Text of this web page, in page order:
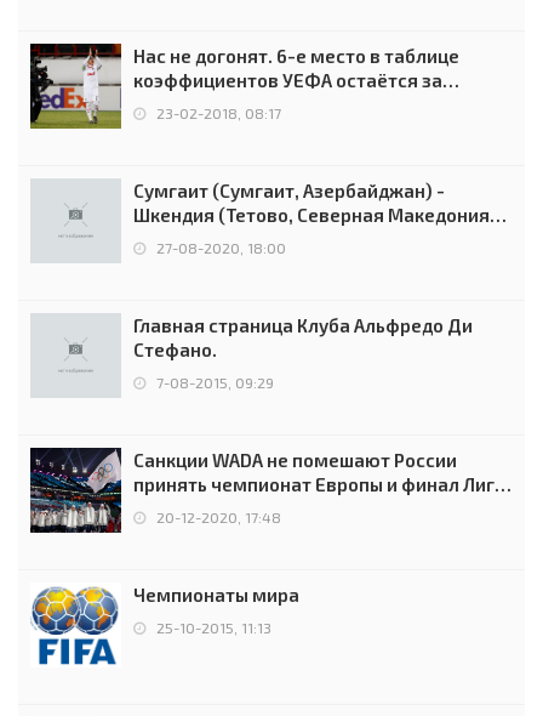
Нас не догонят. 6-е место в таблице
коэффициентов УЕФА остаётся за
Россией
23-02-2018, 08:17
Сумгаит (Сумгаит, Азербайджан) -
Шкендия (Тетово, Северная Македония) -
0:2 (0:0)
27-08-2020, 18:00
Главная страница Клуба Альфредо Ди
Стефано.
7-08-2015, 09:29
Санкции WADA не помешают России
принять чемпионат Европы и финал Лиги
чемпионов.
20-12-2020, 17:48
Чемпионаты мира
25-10-2015, 11:13